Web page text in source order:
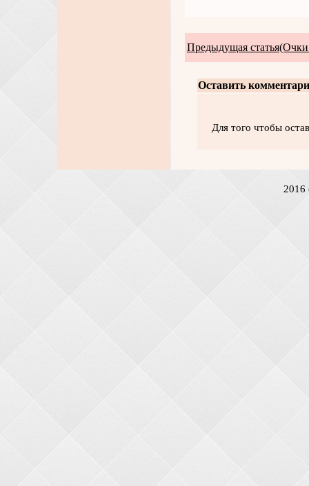
Предыдущая
Оставить
Для того чтобы